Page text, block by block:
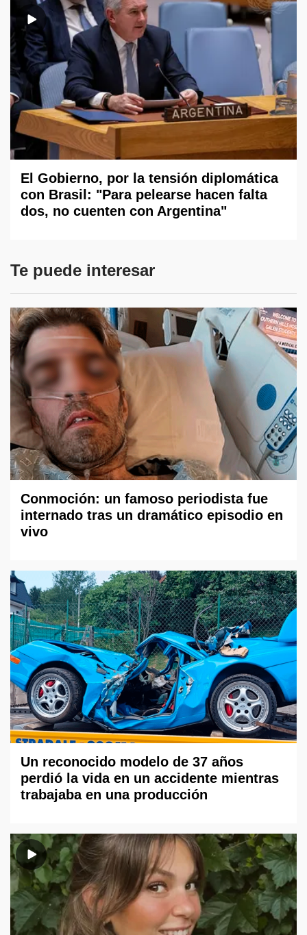
El Gobierno, por la tensión diplomática
con Brasil: "Para pelearse hacen falta
dos, no cuenten con Argentina"
Te puede interesar
Conmoción: un famoso periodista fue
internado tras un dramático episodio en
vivo
Un reconocido modelo de 37 años
perdió la vida en un accidente mientras
trabajaba en una producción